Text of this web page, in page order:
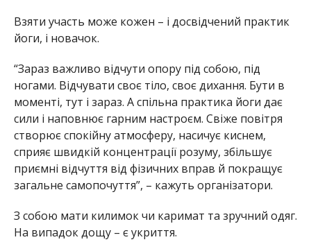
Взяти участь може кожен – і досвідчений практик
йоги, і новачок.
“Зараз важливо відчути опору під собою, під
ногами. Відчувати своє тіло, своє дихання. Бути в
моменті, тут і зараз. А спільна практика йоги дає
сили і наповнює гарним настроєм. Свіже повітря
створює спокійну атмосферу, насичує киснем,
сприяє швидкій концентрації розуму, збільшує
приємні відчуття від фізичних вправ й покращує
загальне самопочуття”, – кажуть організатори.
З собою мати килимок чи каримат та зручний одяг.
На випадок дощу – є укриття.